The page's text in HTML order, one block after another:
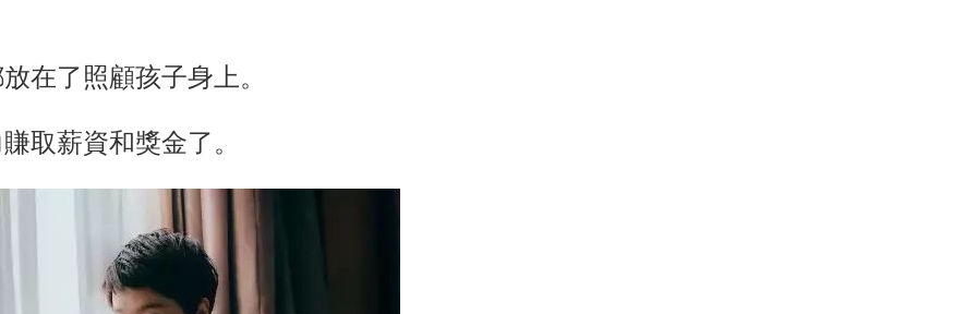
在了照顧孩子身上。
取薪資和獎金了。